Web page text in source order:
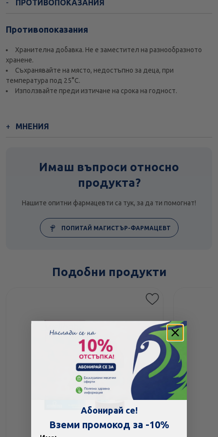
ПРОТИВОПОКАЗАНИЯ
Противопоказания
Хранителна добавка. Не е заместител на разнообразното
хранене.
Съхранявайте на място, недостъпно за деца, при
температура под 25°С.
Използвайте преди изтичане на срока на годност.
МНЕНИЯ
Имаш въпроси относно
продукта?
Нашите опитни фармацевти са тук, за да ти помогнат!
ПОПИТАЙ МАГИСТЪР-ФАРМАЦЕВТ
Подобни продукти
Абонирай се!
Вземи промокод за -10%